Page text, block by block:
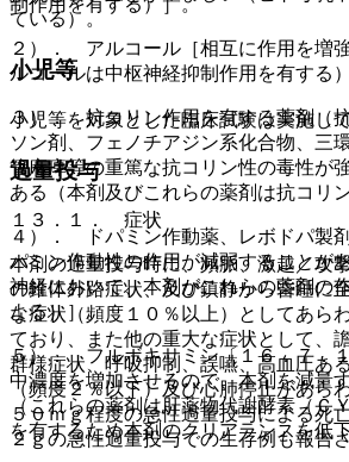
ている）。
小児等
小児等を対象とした臨床試験は実施し
過量投与
１３．１． 症状
本剤の過量投与時に、頻脈、激越／攻
の錐体外路症状、及び鎮静から昏睡に
な症状（頻度１０％以上）としてあら
ており、また他の重大な症状として、
群様症状、呼吸抑制、誤嚥、高血圧あ
（頻度２％以下）及び心肺停止があら
５０ｍｇ程度の急性過量投与による死
２ｇの急性過量投与での生存例も報告
制作用を有する）］。
２）． アルコール［相互に作用を増
ルコールは中枢神経抑制作用を有する）
３）． 抗コリン作用を有する薬剤（
ソン剤、フェノチアジン系化合物、三
管麻痺等の重篤な抗コリン性の毒性が
ある（本剤及びこれらの薬剤は抗コリ
４）． ドパミン作動薬、レボドパ製
パミン作動性の作用が減弱することが
神経において、本剤がこれらの薬剤の
よる）］。
５）． フルボキサミン〔１６．７．
中濃度を増加させるので、本剤を減量
（これらの薬剤は肝薬物代謝酵素（Ｃ
を有するため本剤のクリアランスを低